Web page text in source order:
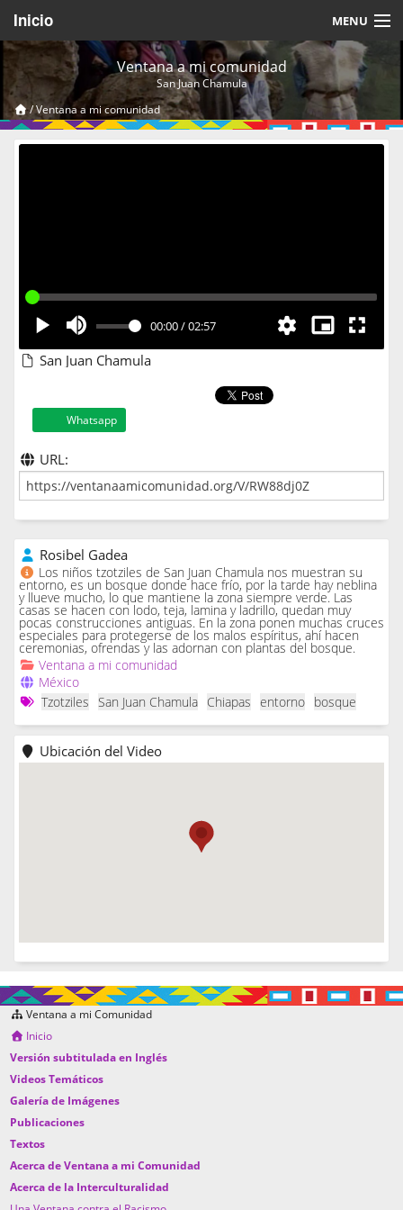
Inicio MENU
Acerca de
Videos Temáticos
Cerrar Sesión
Ventana a mi comunidad
San Juan Chamula
/Ventana a mi comunidad
00:00/02:57
San Juan Chamula
Whatsapp
URL:
Rosibel Gadea
Los niños tzotziles de San Juan Chamula nos muestran su
entorno, es un bosque donde hace frío, por la tarde hay neblina
y llueve mucho, lo que mantiene la zona siempre verde. Las
casas se hacen con lodo, teja, lamina y ladrillo, quedan muy
pocas construcciones antiguas. En la zona ponen muchas cruces
especiales para protegerse de los malos espíritus, ahí hacen
ceremonias, ofrendas y las adornan con plantas del bosque.
Ventana a mi comunidad
México
Tzotziles
San Juan Chamula Chiapas entorno bosque
Ubicación del Video
Ventana a mi Comunidad
Inicio
Versión subtitulada en Inglés
Videos Temáticos
Galería de Imágenes
Publicaciones
Textos
Acerca de Ventana a mi Comunidad
Acerca de la Interculturalidad